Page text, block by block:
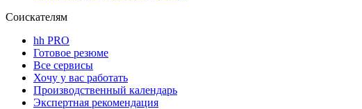
Соискателям
hh PRO
Готовое резюме
Все сервисы
Хочу у вас работать
Производственный календарь
Экспертная рекомендация